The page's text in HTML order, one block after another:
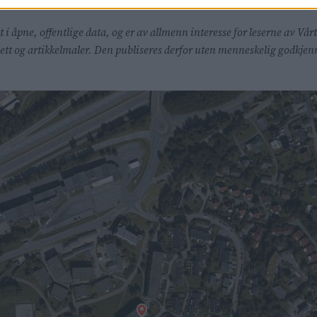
åpne, offentlige data, og er av allmenn interesse for leserne av
og artikkelmaler. Den publiseres derfor uten menneskelig